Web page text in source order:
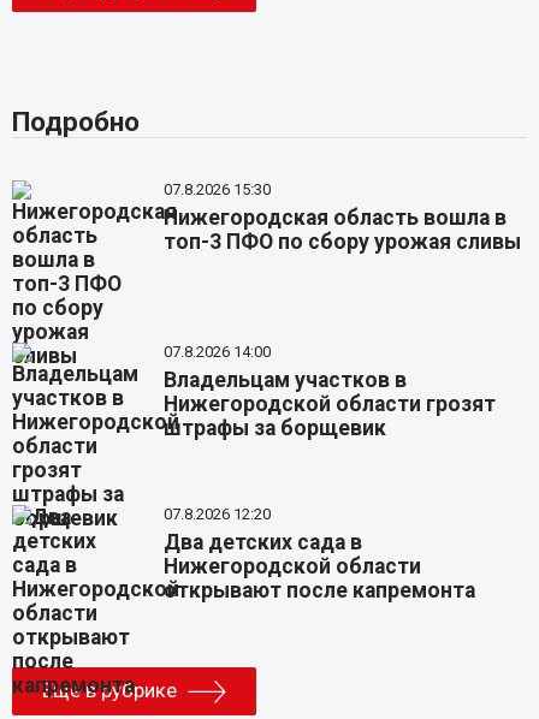
Подробно
07.8.2026 15:30
Нижегородская область вошла в
топ-3 ПФО по сбору урожая сливы
07.8.2026 14:00
Владельцам участков в
Нижегородской области грозят
штрафы за борщевик
07.8.2026 12:20
Два детских сада в
Нижегородской области
открывают после капремонта
Еще в рубрике